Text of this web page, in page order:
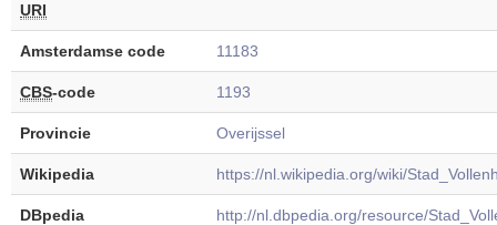
URI
Amsterdamse code 11183
CBS-code 1193
Provincie Overijssel
Wikipedia https://nl.wikipedia.org/wiki/
DBpedia http://nl.dbpedia.org/resource/